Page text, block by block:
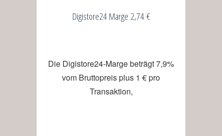
Digistore24 Marge 2,74 €
Die Digistore24-Marge beträgt 7,9%
vom Bruttopreis plus 1 € pro
Transaktion,